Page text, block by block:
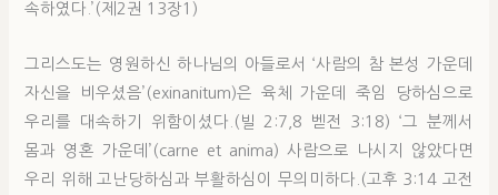
속하였다.’(제2권 13장1)
그리스도는 영원하신 하나님의 아들로서 ‘사람의 참 본성 가운데
자신을 비우셨음’(exinanitum)은 육체 가운데 죽임 당하심으로
우리를 대속하기 위함이셨다.(빌 2:7,8 벧전 3:18) ‘그 분께서
몸과 영혼 가운데’(carne et anima) 사람으로 나시지 않았다면
우리 위해 고난당하심과 부활하심이 무의미하다.(고후 3:14 고전